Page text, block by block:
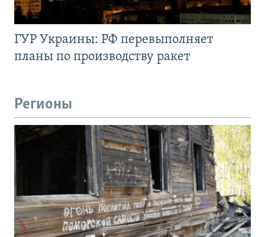
ГУР Украины: РФ перевыполняет
планы по производству ракет
Регионы